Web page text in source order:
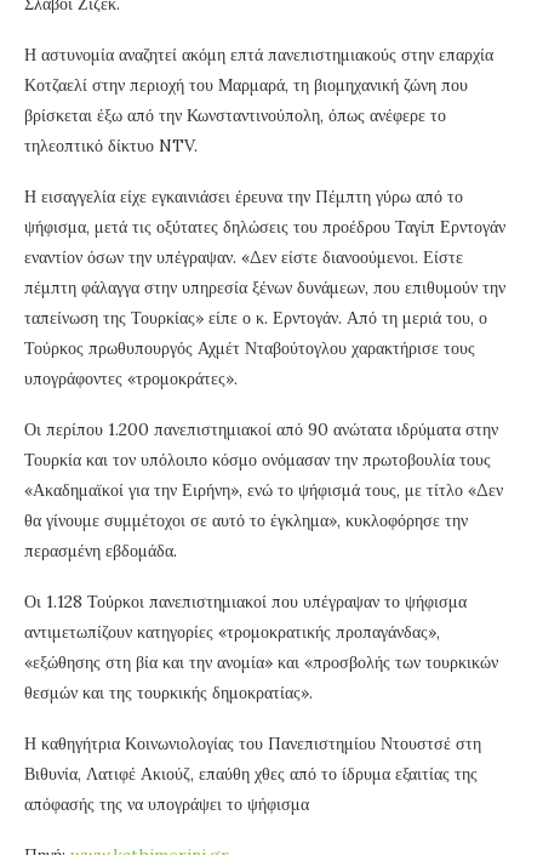
Η αστυνομία αναζητεί ακόμη επτά πανεπιστημιακούς στην επαρχία
Κοτζαελί στην περιοχή του Μαρμαρά, τη βιομηχανική ζώνη που
βρίσκεται έξω από την Κωνσταντινούπολη, όπως ανέφερε το
τηλεοπτικό δίκτυο NTV.
Η εισαγγελία είχε εγκαινιάσει έρευνα την Πέμπτη γύρω από το
ψήφισμα, μετά τις οξύτατες δηλώσεις του προέδρου Ταγίπ Ερντογάν
εναντίον όσων την υπέγραψαν. «Δεν είστε διανοούμενοι. Είστε
πέμπτη φάλαγγα στην υπηρεσία ξένων δυνάμεων, που επιθυμούν την
ταπείνωση της Τουρκίας» είπε ο κ. Ερντογάν. Από τη μεριά του, ο
Τούρκος πρωθυπουργός Αχμέτ Νταβούτογλου χαρακτήρισε τους
υπογράφοντες «τρομοκράτες».
Οι περίπου 1.200 πανεπιστημιακοί από 90 ανώτατα ιδρύματα στην
Τουρκία και τον υπόλοιπο κόσμο ονόμασαν την πρωτοβουλία τους
«Ακαδημαϊκοί για την Ειρήνη», ενώ το ψήφισμά τους, με τίτλο «Δεν
θα γίνουμε συμμέτοχοι σε αυτό το έγκλημα», κυκλοφόρησε την
περασμένη εβδομάδα.
Οι 1.128 Τούρκοι πανεπιστημιακοί που υπέγραψαν το ψήφισμα
αντιμετωπίζουν κατηγορίες «τρομοκρατικής προπαγάνδας»,
«εξώθησης στη βία και την ανομία» και «προσβολής των τουρκικών
θεσμών και της τουρκικής δημοκρατίας».
Η καθηγήτρια Κοινωνιολογίας του Πανεπιστημίου Ντουστσέ στη
Βιθυνία, Λατιφέ Ακιούζ, επαύθη χθες από το ίδρυμα εξαιτίας της
απόφασής της να υπογράψει το ψήφισμα